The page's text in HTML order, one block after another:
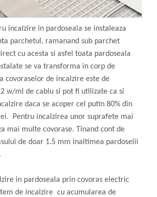
incalzire in pardoseala se instaleaza
parchetul, ramanand sub parchet
cu acesta si asfel toata pardoseala
se va transforma in corp de
covoraselor de incalzire este de
w/ml de cablu si pot fi utilizate ca si
daca se acoper cel putin 80% din
Pentru incalzirea unor suprafete mai
mai multe covorase. Tinand cont de
de doar 1.5 mm inaltimea pardoselii
in pardoseala prin covoras electric
de incalzire cu acumularea de